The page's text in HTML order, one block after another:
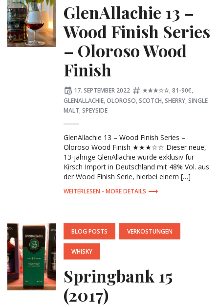
GlenAllachie 13 –
Wood Finish Series
– Oloroso Wood
Finish
Posted
on
17. SEPTEMBER 2022 Tagged:
★★★☆☆, 81-90€,
GLENALLACHIE, OLOROSO, SCOTCH, SHERRY, SINGLE
MALT, SPEYSIDE
GlenAllachie 13 – Wood Finish Series –
Oloroso Wood Finish ★★★☆☆ Dieser neue,
13-jährige GlenAllachie wurde exklusiv für
Kirsch Import in Deutschland mit 48% Vol. aus
der Wood Finish Serie, hierbei einem […]
MORE DETAILS
POSTED
IN:
BLOG POSTS VERKOSTUNGEN
WHISKY
Springbank 15
(2017)